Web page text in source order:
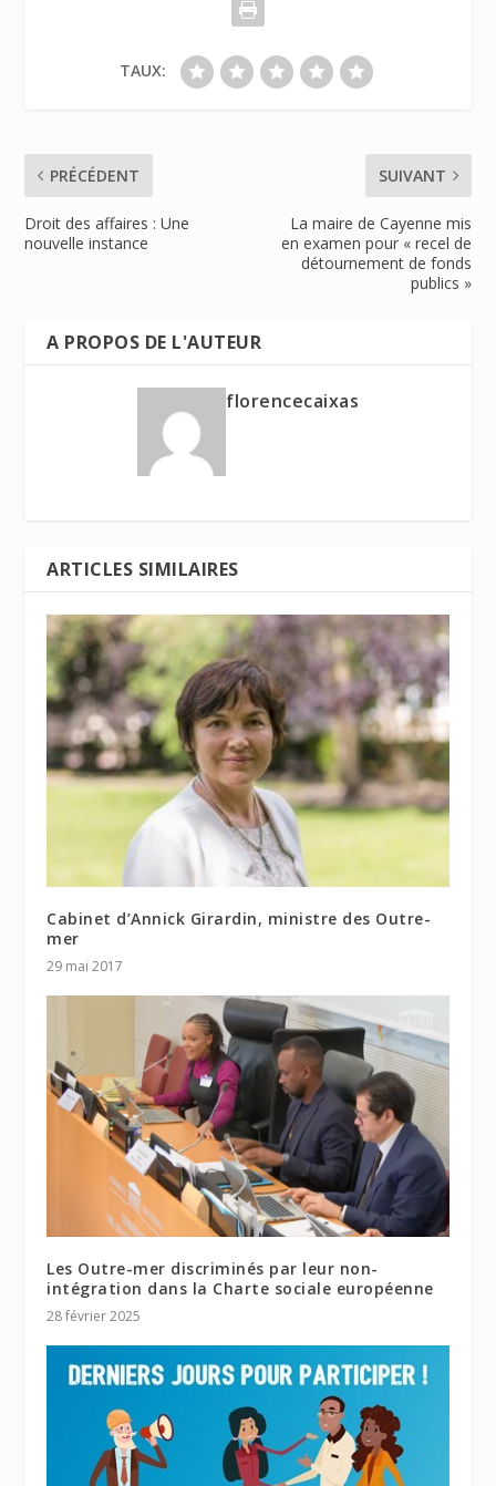
TAUX:
PRÉCÉDENT
Droit des affaires : Une
nouvelle instance
SUIVANT
La maire de Cayenne mis
en examen pour « recel de
détournement de fonds
publics »
A PROPOS DE L'AUTEUR
florencecaixas
ARTICLES SIMILAIRES
Cabinet d’Annick Girardin, ministre des Outre-
mer
29 mai 2017
Les Outre-mer discriminés par leur non-
intégration dans la Charte sociale européenne
28 février 2025